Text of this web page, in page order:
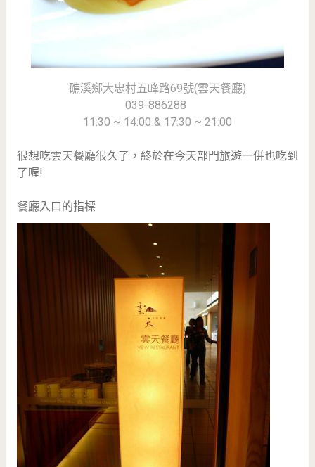
礁溪鄉大忠村五峰路69號(雲天餐廳)
039-886288
11:30 ~ 14:00 & 17:30 ~ 21:00
很想吃雲天餐廳很久了，終於在今天部門旅遊一併也吃到
了喔!
餐廳入口的指標